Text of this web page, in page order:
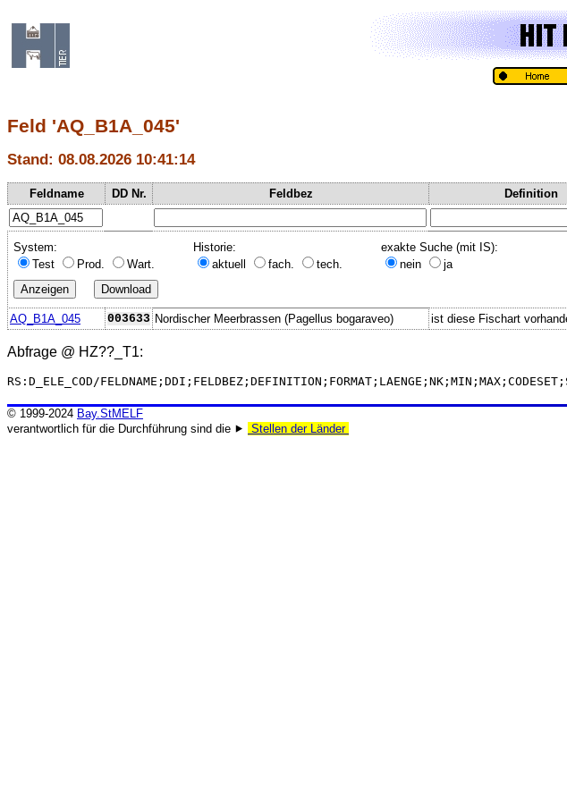
Feld 'AQ_B1A_045'
Stand: 08.08.2026 10:41:14
Feldname DD Nr. Feldbez Definition
System:
Test
Prod. Wart.
Historie:
aktuell
fach. tech.
exakte Suche (mit IS):
nein
ja
AQ_B1A_045 003633 Nordischer Meerbrassen (Pagellus bogaraveo) ist diese Fischart
Abfrage @ HZ??_T1:
RS:D_ELE_COD/
© 1999-2024 Bay.StMELF
verantwortlich für die Durchführung sind die ⯈
Stellen der Länder